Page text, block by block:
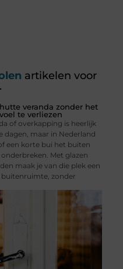
artikelen voor
veranda zonder het
te verliezen
of overkapping is heerlijk
dagen, maar in Nederland
een korte bui het buiten
Met glazen
maak je van die plek een
zonder